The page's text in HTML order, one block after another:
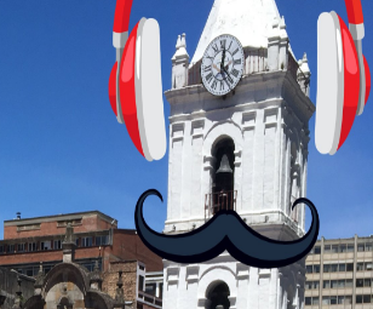
con personajes simpáticos y ayudas
visuales. ¿Será posible que una app que
antes nos enseñó francés, ahora nos
convierta en jugadores de ajedrez? Aún
no podrás jugar contra otros humanos
La aplicación Duolingo fue lanzada en
2012 y cuenta con más de 37 millones
de usuarios activos diarios. Desde 2022,
ha empeza...